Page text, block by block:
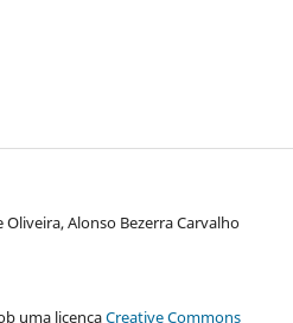
Alonso Bezerra Carvalho
uma licençaCreative Commons